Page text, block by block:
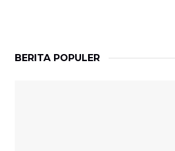
BERITA POPULER